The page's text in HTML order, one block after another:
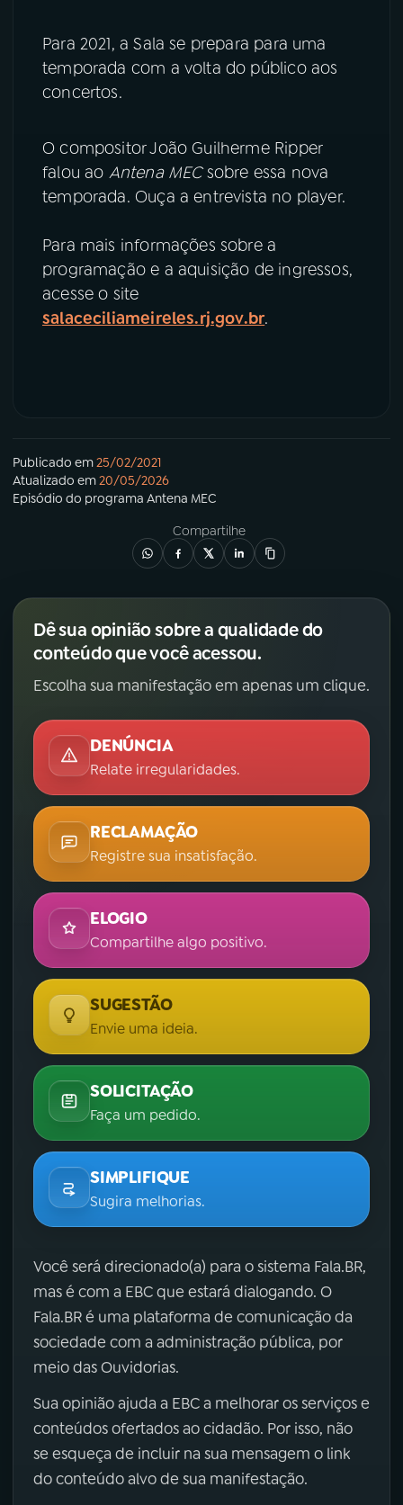
Para 2021, a Sala se prepara para uma
temporada com a volta do público aos
concertos.
O compositor João Guilherme Ripper
falou ao Antena MECsobre essa nova
temporada. Ouça a entrevista no player.
Para mais informações sobre a
programação e a aquisição de ingressos,
acesse o site
salaceciliameireles.rj.gov.br.
Publicado em25/02/2021
Atualizado em20/05/2026
Episódio do programa Antena MEC
Compartilhe
Dê sua opinião sobre a qualidade do
conteúdo que você acessou.
Escolha sua manifestação em apenas um clique.
DENÚNCIA
Relate irregularidades.
RECLAMAÇÃO
Registre sua insatisfação.
ELOGIO
Compartilhe algo positivo.
SUGESTÃO
Envie uma ideia.
SOLICITAÇÃO
Faça um pedido.
SIMPLIFIQUE
Sugira melhorias.
Você será direcionado(a) para o sistema Fala.BR,
mas é com a EBC que estará dialogando. O
Fala.BR é uma plataforma de comunicação da
sociedade com a administração pública, por
meio das Ouvidorias.
Sua opinião ajuda a EBC a melhorar os serviços e
conteúdos ofertados ao cidadão. Por isso, não
se esqueça de incluir na sua mensagem o link
do conteúdo alvo de sua manifestação.